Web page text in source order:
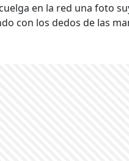
en la red una foto
con los dedos de las